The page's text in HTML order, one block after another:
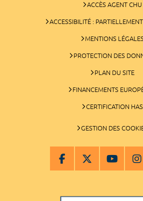
ACCÈS AGENT CHU
ACCESSIBILITÉ :
MENTIONS
PROTECTION DES
PLAN DU SITE
FINANCEMENTS
CERTIFICATION HAS
GESTION DES